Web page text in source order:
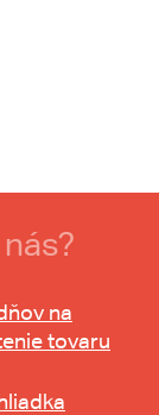
na
tovaru